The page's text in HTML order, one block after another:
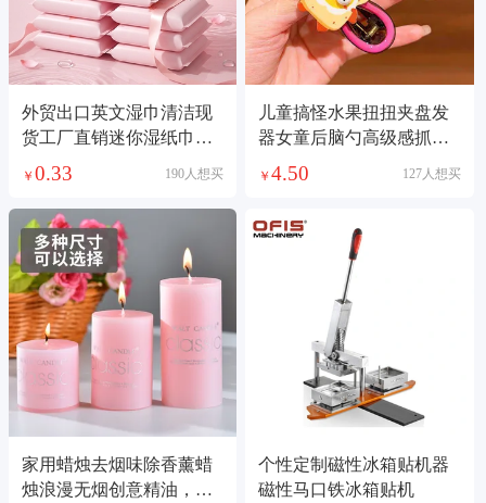
外贸出口英文湿巾清洁现
货工厂直销迷你湿纸巾婴
儿手口非洲南美跨境电商
￥ 0.33 190人想买
儿童搞怪水果扭扭夹盘发
器女童后脑勺高级感抓夹
可爱女孩发夹头饰艺梵饰
￥4.50 127人想买
家用蜡烛去烟味除香薰蜡
烛浪漫无烟创意精油，柱
个性定制磁性冰箱贴机器
磁性马口铁冰箱贴机